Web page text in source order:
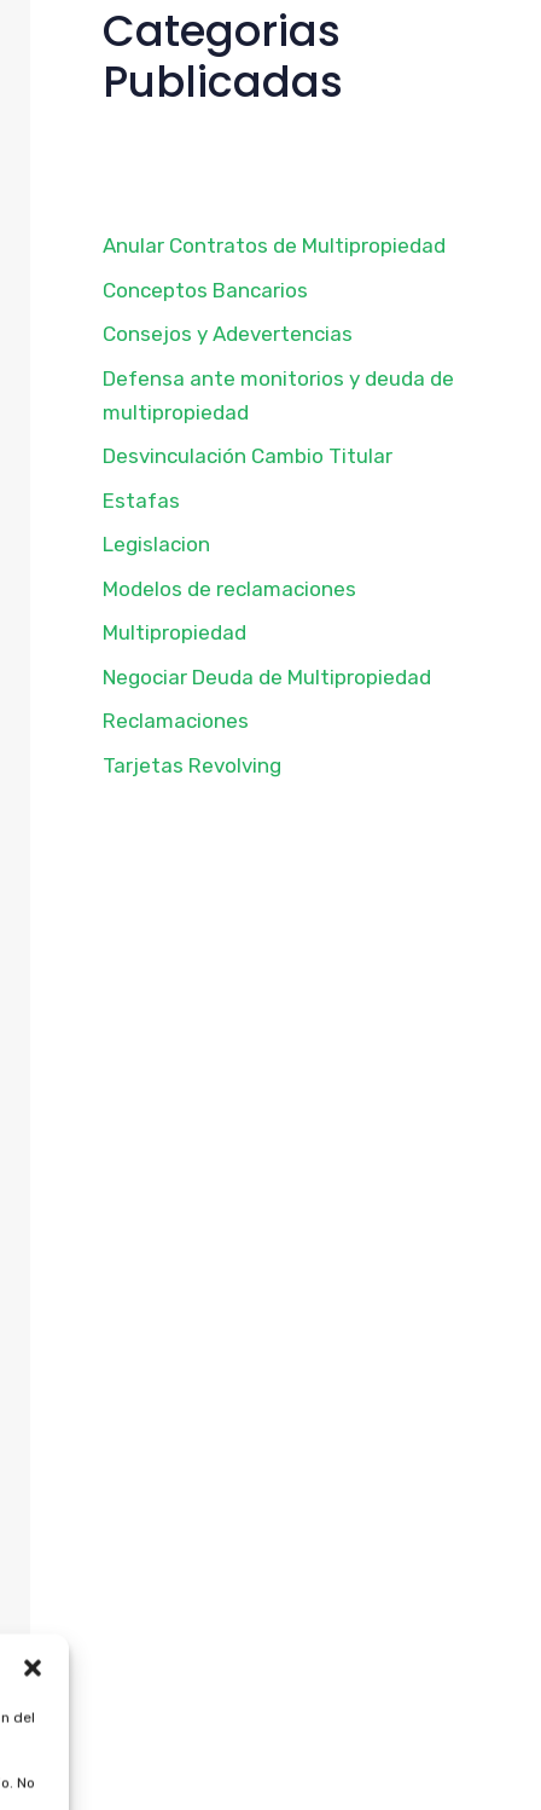
del
No
Categorias
Publicadas
Anular Contratos de Multipropiedad
Conceptos Bancarios
Consejos y Adevertencias
Defensa ante monitorios y deuda de
multipropiedad
Desvinculación Cambio Titular
Estafas
Legislacion
Modelos de reclamaciones
Multipropiedad
Negociar Deuda de Multipropiedad
Reclamaciones
Tarjetas Revolving